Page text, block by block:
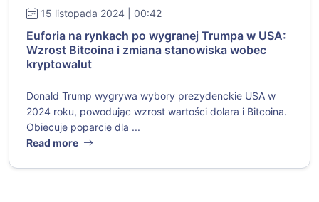
15 listopada 2024 | 00:42
Euforia na rynkach po wygranej Trumpa w USA:
Wzrost Bitcoina i zmiana stanowiska wobec
kryptowalut
Donald Trump wygrywa wybory prezydenckie USA w
2024 roku, powodując wzrost wartości dolara i Bitcoina.
Obiecuje poparcie dla ...
Read more